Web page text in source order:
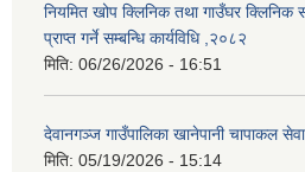
नियमित खोप क्लिनिक तथा गाउँघर क्लिनिक
प्राप्त गर्ने सम्बन्धि कार्यविधि ,२०८२
मिति: 06/26/2026 - 16:51
देवानगञ्ज गाउँपालिका खानेपानी चापाकल
मिति: 05/19/2026 - 15:14